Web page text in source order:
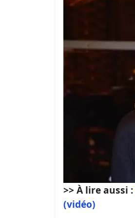
>> À lire aussi :
(vidéo)